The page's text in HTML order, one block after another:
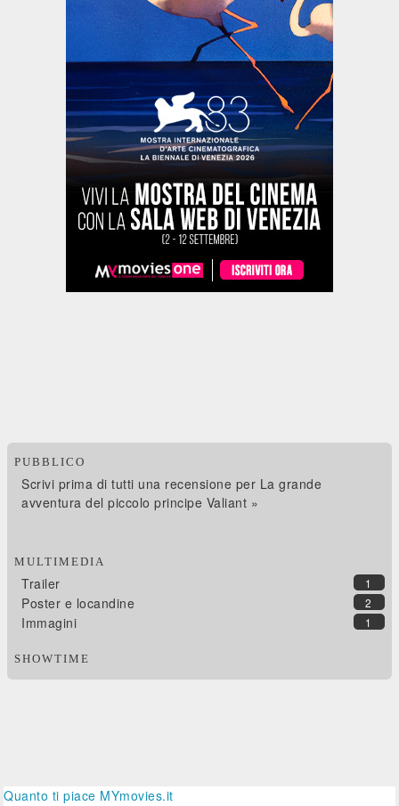
PUBBLICO
Scrivi prima di tutti una recensione per La grande
avventura del piccolo principe Valiant »
MULTIMEDIA
1
Trailer
2
Poster e locandine
1
Immagini
SHOWTIME
Quanto ti piace MYmovies.it